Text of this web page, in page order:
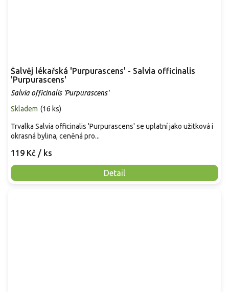
Šalvěj lékařská 'Purpurascens' - Salvia officinalis
'Purpurascens'
Salvia officinalis 'Purpurascens'
Skladem (16 ks)
119 Kč / ks
Detail
Trvalka Salvia officinalis 'Purpurascens' se uplatní jako užitková i
okrasná bylina, ceněná pro...